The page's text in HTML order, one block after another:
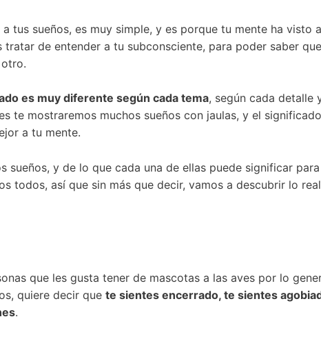
tus sueños, es muy simple, y es porque tu mente ha visto
de entender a tu subconsciente, para poder saber
es muy diferente según cada tema, según cada detalle
te mostraremos muchos sueños con jaulas, y el
a tu mente.
sueños, y de lo que cada una de ellas puede significar
todos, así que sin más que decir, vamos a descubrir lo
que les gusta tener de mascotas a las aves por lo
quiere decir que te sientes encerrado, te sientes
.